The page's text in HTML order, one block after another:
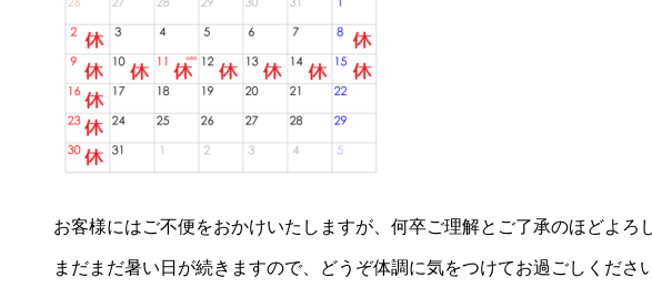
お客様にはご不便をおかけいたしますが、何卒ご理解とご了承のほどよろ
まだまだ暑い日が続きますので、どうぞ体調に気をつけてお過ごしくださ